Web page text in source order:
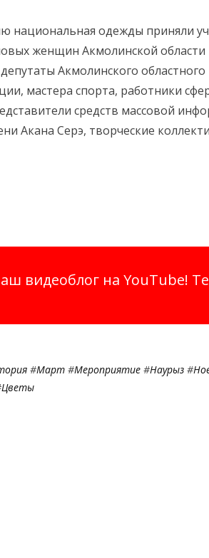
одежды приняли
женщин Акмолинской области
Акмолинского областного
мастера спорта, работники
средств массовой
Акана Серэ, творческие
видеоблог на YouTube!
#Март #Мероприятие #Наурыз #
Цветы